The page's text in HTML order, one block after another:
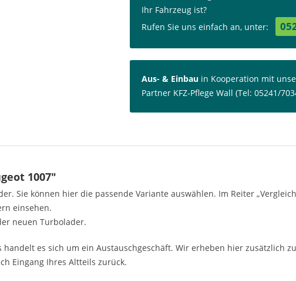
Ihr Fahrzeug ist?
Rufen Sie uns einfach an, unter:
Aus- & Einbau in Kooperation mit
Partner KFZ-Pflege Wall (Tel: 05241/
1007"
Sie können hier die passende Variante auswählen. Im Reiter
einsehen.
neuen Turbolader.
es sich um ein Austauschgeschäft. Wir erheben hier zusätzlich
Eingang Ihres Altteils zurück.